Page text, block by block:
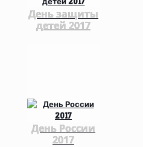
День защиты
детей 2017
День России
2017